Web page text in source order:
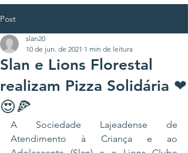
Post
Slan e Lions Florestal
realizam Pizza Solidária ❤
😍🍕
slan20
10 de jun. de 2021 1 min de leitura
A Sociedade Lajeadense de
Atendimento à Criança e ao